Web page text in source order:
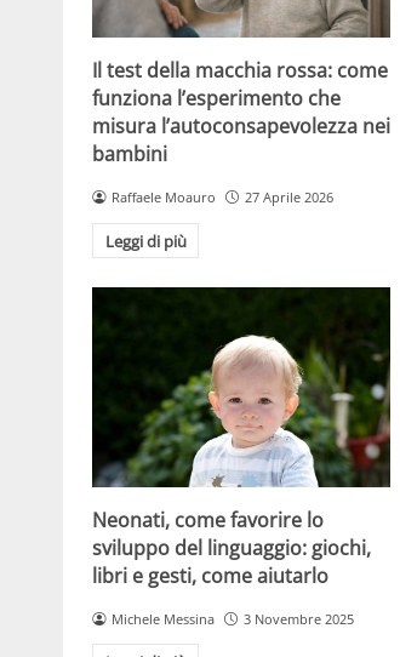
Il test della macchia rossa: come
funziona l’esperimento che
misura l’autoconsapevolezza nei
bambini
Raffaele Moauro 27 Aprile 2026
Leggi di più
Neonati, come favorire lo
sviluppo del linguaggio: giochi,
libri e gesti, come aiutarlo
Michele Messina 3 Novembre 2025